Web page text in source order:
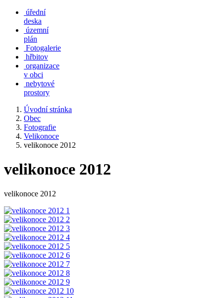
úřední
deska
územní
plán
Fotogalerie
hřbitov
organizace
v obci
nebytové
prostory
Úvodní stránka
Obec
Fotografie
Velikonoce
velikonoce 2012
velikonoce 2012
velikonoce 2012